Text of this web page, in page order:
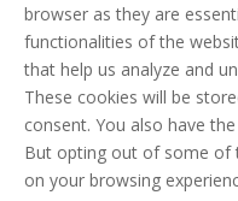
browser as they are
functionalities of the
that help us analyze and
These cookies will be
consent. You also have
But opting out of some of
on your browsing